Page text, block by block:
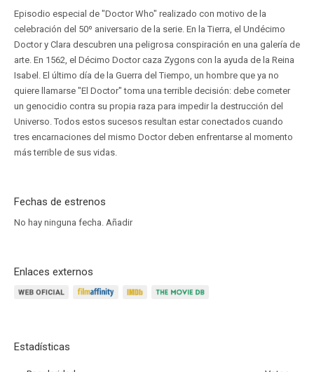
Episodio especial de "Doctor Who" realizado con motivo de la
celebración del 50º aniversario de la serie. En la Tierra, el Undécimo
Doctor y Clara descubren una peligrosa conspiración en una galería de
arte. En 1562, el Décimo Doctor caza Zygons con la ayuda de la Reina
Isabel. El último día de la Guerra del Tiempo, un hombre que ya no
quiere llamarse "El Doctor" toma una terrible decisión: debe cometer
un genocidio contra su propia raza para impedir la destrucción del
Universo. Todos estos sucesos resultan estar conectados cuando
tres encarnaciones del mismo Doctor deben enfrentarse al momento
más terrible de sus vidas.
Fechas de estrenos
No hay ninguna fecha. Añadir
Enlaces externos
Estadísticas